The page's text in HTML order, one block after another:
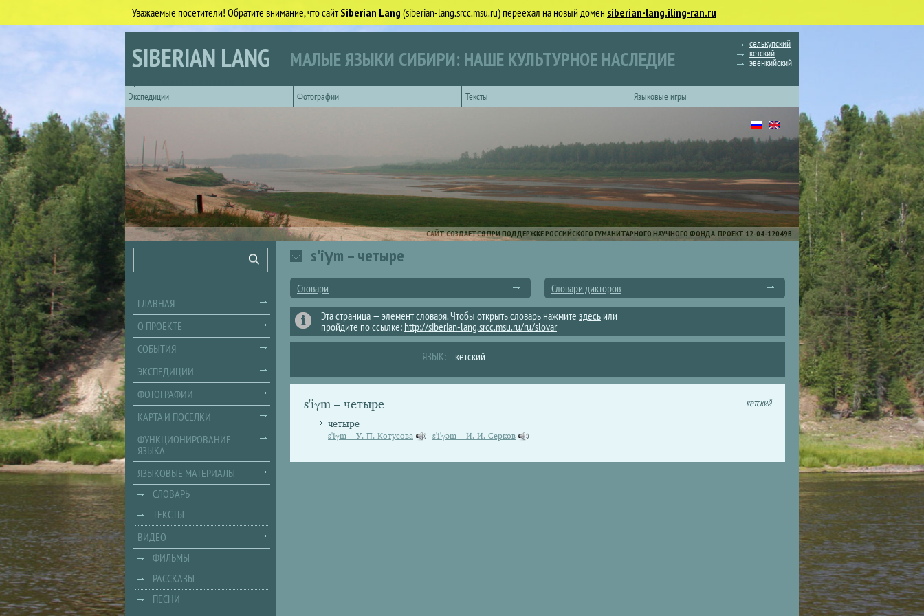
Уважаемые посетители! Обратите внимание, что сайтSiberian Lang (siberian-lang.srcc.msu.ru) переехал на новый домен siberian-lang.iling-ran.ru
SIBERIAN LANG МАЛЫЕ ЯЗЫКИ СИБИРИ: НАШЕ КУЛЬТУРНОЕ НАСЛЕДИЕ
селькупский
кетский
эвенкийский
Экспедиции
Фотографии Тексты Языковые игры
САЙТ СОЗДАЕТСЯ ПРИ ПОДДЕРЖКЕ РОССИЙСКОГО ГУМАНИТАРНОГО НАУЧНОГО ФОНДА, ПРОЕКТ 12-04-12049В
s'iγm – четыре
Словари
Словари дикторов
Эта страница — элемент словаря. Чтобы открыть словарь нажмите здесь или
пройдите по ссылке: http://siberian-lang.srcc.msu.ru/ru/slovar
ЯЗЫК: кетский
s'iγm – четыре кетский
четыре
s'iγm – У. П. Котусова s'i'γəm – И. И. Серков
Поиск
ГЛАВНАЯ
О ПРОЕКТЕ
СОБЫТИЯ
ЭКСПЕДИЦИИ
ФОТОГРАФИИ
КАРТА И ПОСЕЛКИ
ФУНКЦИОНИРОВАНИЕ
ЯЗЫКА
ЯЗЫКОВЫЕ МАТЕРИАЛЫ
СЛОВАРЬ
ТЕКСТЫ
ВИДЕО
ФИЛЬМЫ
РАССКАЗЫ
ПЕСНИ